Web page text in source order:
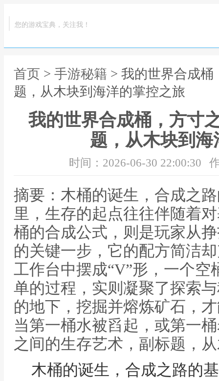
您的游戏宝典，关注我！
首页 > 手游秘籍 > 我的世界合成
题，从木块到海洋的掌控之旅
我的世界合成桶，方寸
题，从木块到
时间：2026-06-30 22:00:30
摘要：木桶的诞生，合成之
里，生存的起点往往伴随着
桶的合成公式，则是玩家从
的关键一步，它的配方简洁
工作台中摆成“V”形，一个
单的过程，实则凝聚了探索
的地下，挖掘并熔炼矿石，
当第一桶水被舀起，或第一
之间的生存艺术，副标题，
木桶的诞生，合成之路的